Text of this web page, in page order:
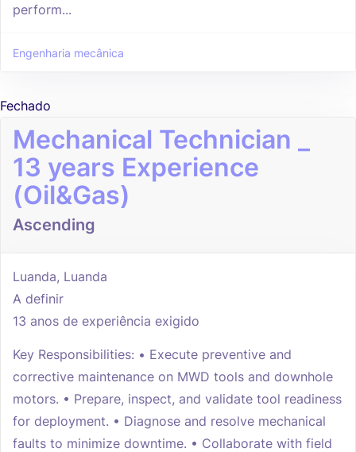
perform...
Engenharia mecânica
Fechado
Mechanical Technician _
13 years Experience
(Oil&Gas)
Ascending
Luanda, Luanda
A definir
13 anos de experiência exigido
Key Responsibilities: • Execute preventive and
corrective maintenance on MWD tools and downhole
motors. • Prepare, inspect, and validate tool readiness
for deployment. • Diagnose and resolve mechanical
faults to minimize downtime. • Collaborate with field